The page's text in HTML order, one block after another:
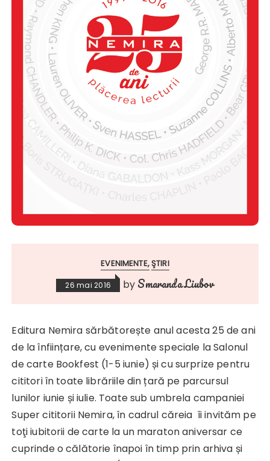
EVENIMENTE ŞTIRI
26 mai 2016 by Smaranda Liubov
Editura Nemira sărbătorește anul acesta 25 de ani
de la înființare, cu evenimente speciale la Salonul
de carte Bookfest (1-5 iunie) și cu surprize pentru
cititori în toate librăriile din țară pe parcursul
lunilor iunie și iulie. Toate sub umbrela campaniei
Super cititorii Nemira, în cadrul căreia îi invităm pe
toţi iubitorii de carte la un maraton aniversar ce
cuprinde o călătorie înapoi în timp prin arhiva și